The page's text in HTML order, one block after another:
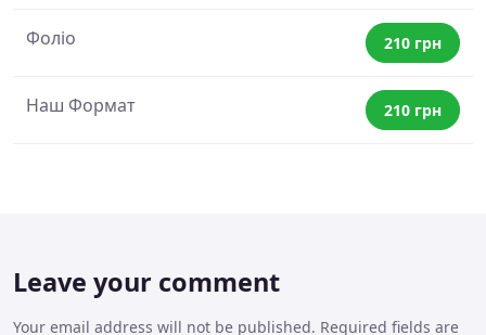
Фоліо 210 грн
Наш Формат 210 грн
Leave your comment
Your email address will not be published. Required fields are